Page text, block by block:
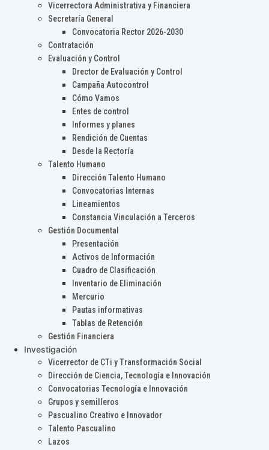
Vicerrectora Administrativa y Financiera
Secretaría General
Convocatoria Rector 2026-2030
Contratación
Evaluación y Control
Drector de Evaluación y Control
Campaña Autocontrol
Cómo Vamos
Entes de control
Informes y planes
Rendición de Cuentas
Desde la Rectoría
Talento Humano
Dirección Talento Humano
Convocatorias Internas
Lineamientos
Constancia Vinculación a Terceros
Gestión Documental
Presentación
Activos de Información
Cuadro de Clasificación
Inventario de Eliminación
Mercurio
Pautas informativas
Tablas de Retención
Gestión Financiera
Investigación
Vicerrector de CTi y Transformación Social
Dirección de Ciencia, Tecnología e Innovación
Convocatorias Tecnología e Innovación
Grupos y semilleros
Pascualino Creativo e Innovador
Talento Pascualino
Lazos